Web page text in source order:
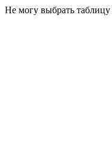
Не могу выбрать таблицу